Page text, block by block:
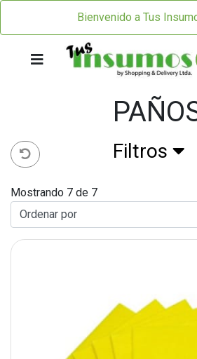
Bienvenido a Tus
Filtros
Mostrando 7 de 7